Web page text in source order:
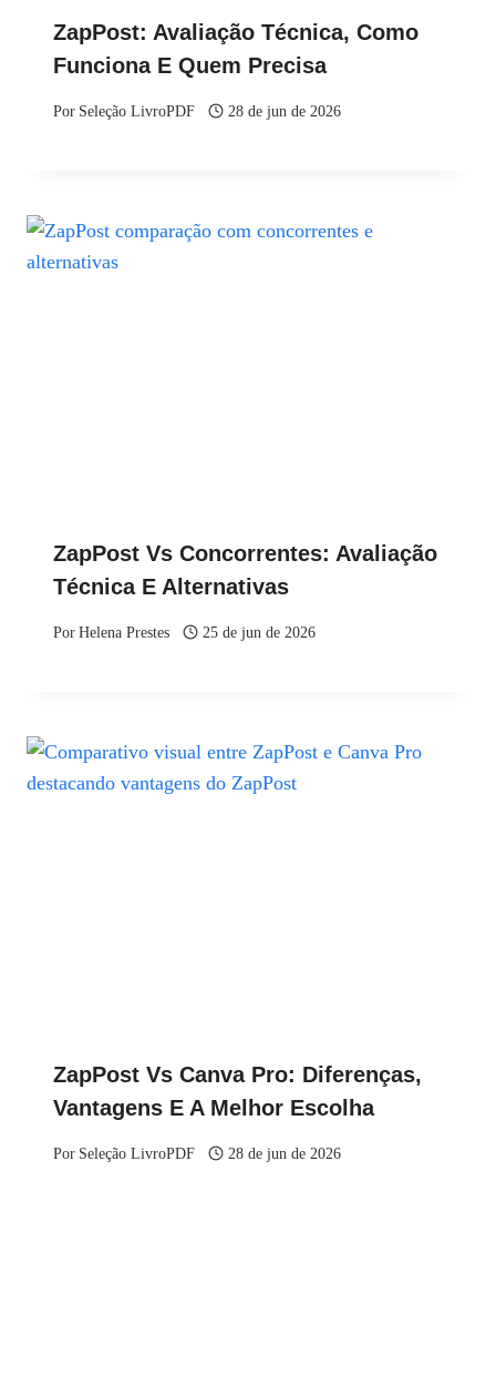
ZapPost: Avaliação Técnica, Como
Funciona E Quem Precisa
Por Seleção LivroPDF 28 de jun de 2026
ZapPost Vs Concorrentes: Avaliação
Técnica E Alternativas
PorHelena Prestes 25 de jun de 2026
ZapPost Vs Canva Pro: Diferenças,
Vantagens E A Melhor Escolha
Por Seleção LivroPDF 28 de jun de 2026